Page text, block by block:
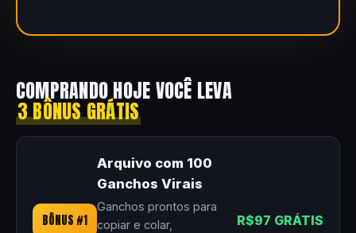
COMPRANDO HOJE VOCÊ LEVA
3 BÔNUS GRÁTIS
BÔNUS #1
Arquivo com 100
Ganchos Virais
Ganchos prontos para
copiar e colar,
R$97 GRÁTIS